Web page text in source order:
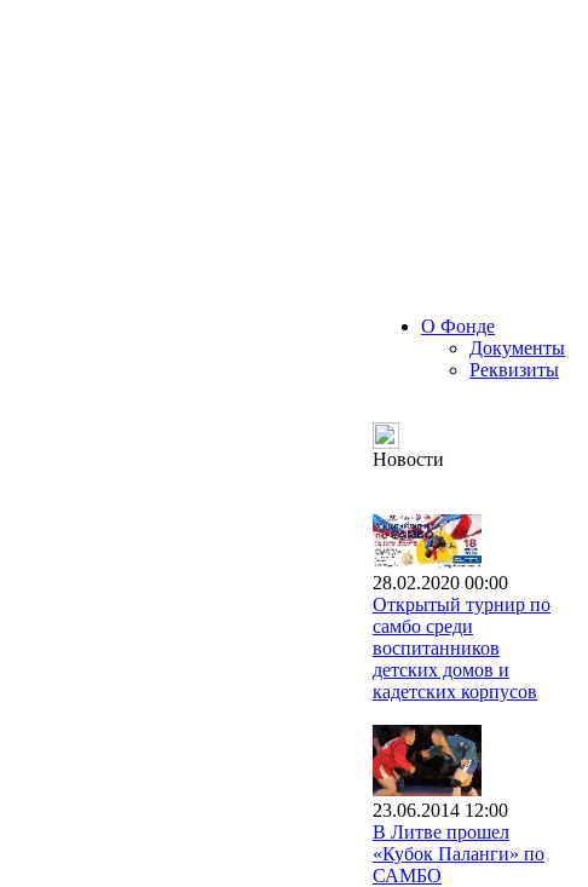
О Фонде
Документы
Реквизиты
Новости
28.02.2020 00:00
Открытый турнир по
самбо среди
воспитанников
детских домов и
кадетских корпусов
23.06.2014 12:00
В Литве прошел
«Кубок Паланги» по
САМБО